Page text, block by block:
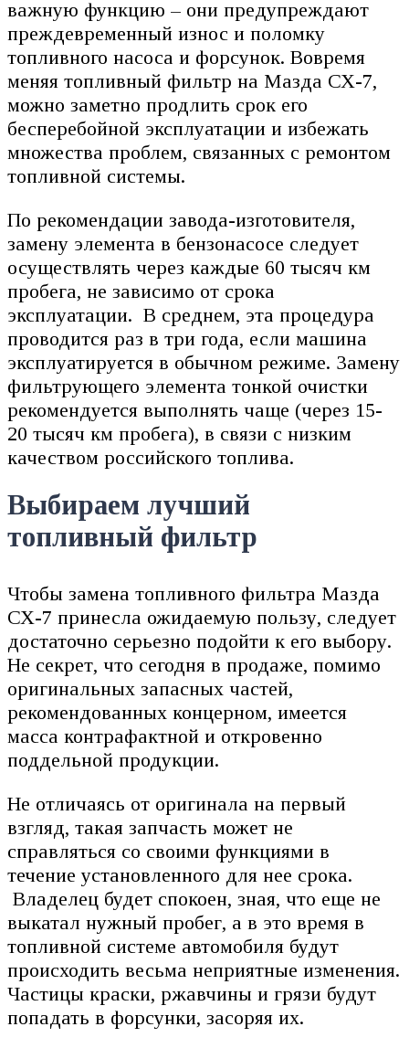
важную функцию – они предупреждают
преждевременный износ и поломку
топливного насоса и форсунок. Вовремя
меняя топливный фильтр на Мазда СХ-7,
можно заметно продлить срок его
бесперебойной эксплуатации и избежать
множества проблем, связанных с ремонтом
топливной системы.
По рекомендации завода-изготовителя,
замену элемента в бензонасосе следует
осуществлять через каждые 60 тысяч км
пробега, не зависимо от срока
эксплуатации. В среднем, эта процедура
проводится раз в три года, если машина
эксплуатируется в обычном режиме. Замену
фильтрующего элемента тонкой очистки
рекомендуется выполнять чаще (через 15-
20 тысяч км пробега), в связи с низким
качеством российского топлива.
Выбираем лучший
топливный фильтр
Чтобы замена топливного фильтра Мазда
СХ-7 принесла ожидаемую пользу, следует
достаточно серьезно подойти к его выбору.
Не секрет, что сегодня в продаже, помимо
оригинальных запасных частей,
рекомендованных концерном, имеется
масса контрафактной и откровенно
поддельной продукции.
Не отличаясь от оригинала на первый
взгляд, такая запчасть может не
справляться со своими функциями в
течение установленного для нее срока.
Владелец будет спокоен, зная, что еще не
выкатал нужный пробег, а в это время в
топливной системе автомобиля будут
происходить весьма неприятные изменения.
Частицы краски, ржавчины и грязи будут
попадать в форсунки, засоряя их.